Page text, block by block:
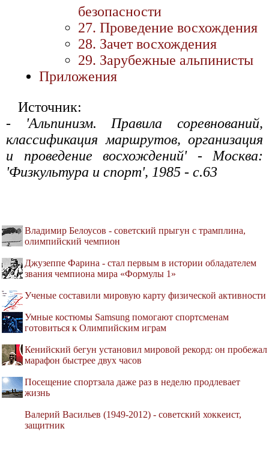
безопасности
27. Проведение восхождения
28. Зачет восхождения
29. Зарубежные альпинисты
Приложения
Источник:
- 'Альпинизм. Правила соревнований,
классификация маршрутов, организация
и проведение восхождений' - Москва:
'Физкультура и спорт', 1985 - с.63
Владимир Белоусов - советский прыгун с трамплина,
олимпийский чемпион
Джузеппе Фарина - стал первым в истории обладателем
звания чемпиона мира «Формулы 1»
Ученые составили мировую карту физической активности
Умные костюмы Samsung помогают спортсменам
готовиться к Олимпийским играм
Кенийский бегун установил мировой рекорд: он пробежал
марафон быстрее двух часов
Посещение спортзала даже раз в неделю продлевает
жизнь
Валерий Васильев (1949-2012) - советский хоккеист,
защитник